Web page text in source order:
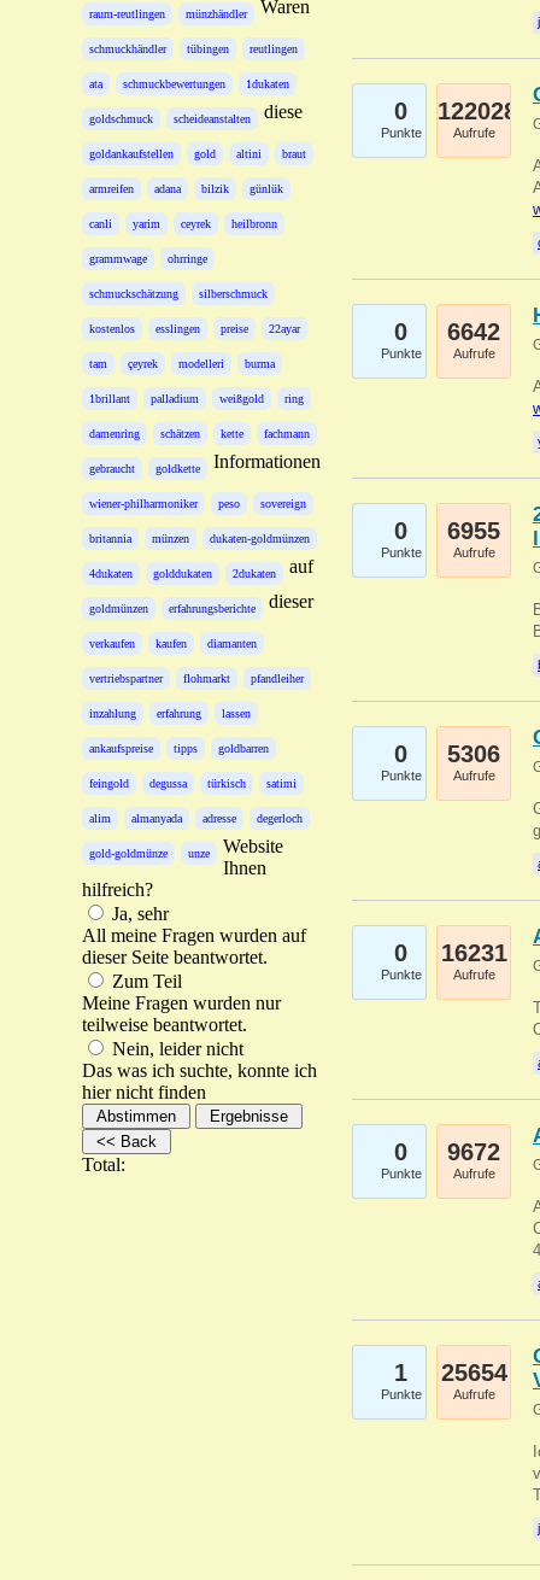
raum-reutlingen münzhändler
schmuckhändler tübingen reutlingen
ata schmuckbewertungen 1dukaten
goldschmuck scheideanstalten
goldankaufstellen gold altini braut
armreifen adana bilzik günlük
canli yarim ceyrek heilbronn
grammwage ohrringe
schmuckschätzung silberschmuck
kostenlos esslingen preise 22ayar
tam çeyrek modelleri burma
1brillant palladium weißgold ring
damenring schätzen kette fachmann
gebraucht goldkette
wiener-philharmoniker peso sovereign
britannia münzen dukaten-goldmünzen
4dukaten golddukaten 2dukaten
goldmünzen erfahrungsberichte
verkaufen kaufen diamanten
vertriebspartner flohmarkt pfandleiher
inzahlung erfahrung lassen
ankaufspreise tipps goldbarren
feingold degussa türkisch satimi
alim almanyada adresse degerloch
gold-goldmünze unze
Waren
diese
Informationen
auf
dieser
Website
Ihnen
hilfreich?
Ja, sehr
All meine Fragen wurden auf
dieser Seite beantwortet.
Zum Teil
Meine Fragen wurden nur
teilweise beantwortet.
Nein, leider nicht
Das was ich suchte, konnte ich
hier nicht finden
Total:
0
Punkte
122028
Aufrufe
0
Punkte
6642
Aufrufe
0
Punkte
6955
Aufrufe
0
Punkte
5306
Aufrufe
0
Punkte
16231
Aufrufe
0
Punkte
9672
Aufrufe
1
Punkte
25654
Aufrufe